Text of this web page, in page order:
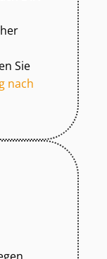
Sie
nach